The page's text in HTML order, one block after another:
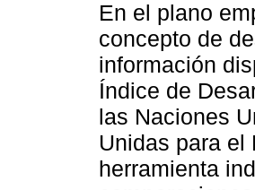
En el plano
concepto de
información
Índice de
las Naciones
Unidas para el
herramienta